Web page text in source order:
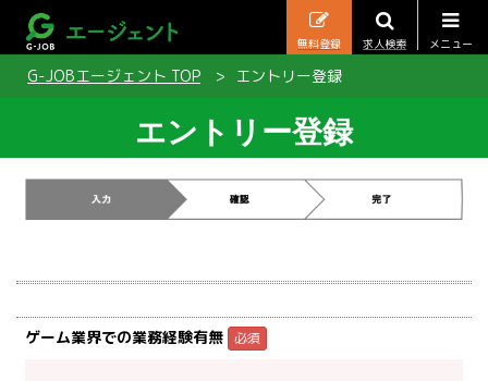
メニュー
求人検索
無料登録
G-JOBエージェント TOP エントリー登録
エントリー登録
ゲーム業界での業務経験有無 必須